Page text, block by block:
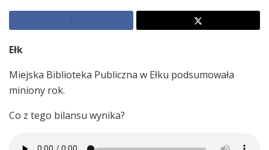
Ełk
Miejska Biblioteka Publiczna w Ełku podsumowała
miniony rok.
Co z tego bilansu wynika?